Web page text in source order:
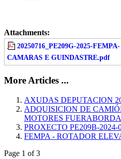
Attachments:
20250716_PE209G-2025-FEMPA-
CAMARAS E GUINDASTRE.pdf
More Articles ...
AXUDAS DEPUTACION
ADQUISICION DE
MOTORES FUERABORDA
PROXECTO PE209B-2024-
FEMPA - ROTADOR
Page 1 of 3